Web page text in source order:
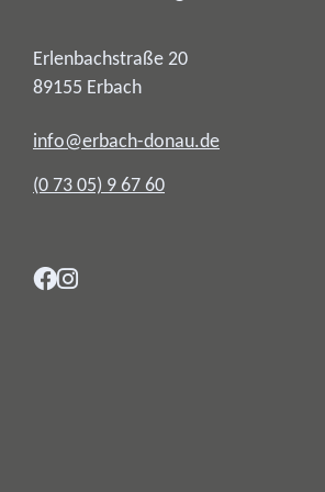
Erlenbachstraße 20
89155 Erbach
info@erbach-donau.de
(0 73 05) 9 67 60